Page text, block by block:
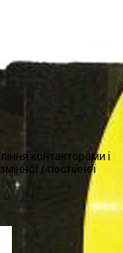
контакторами і
/ постійної